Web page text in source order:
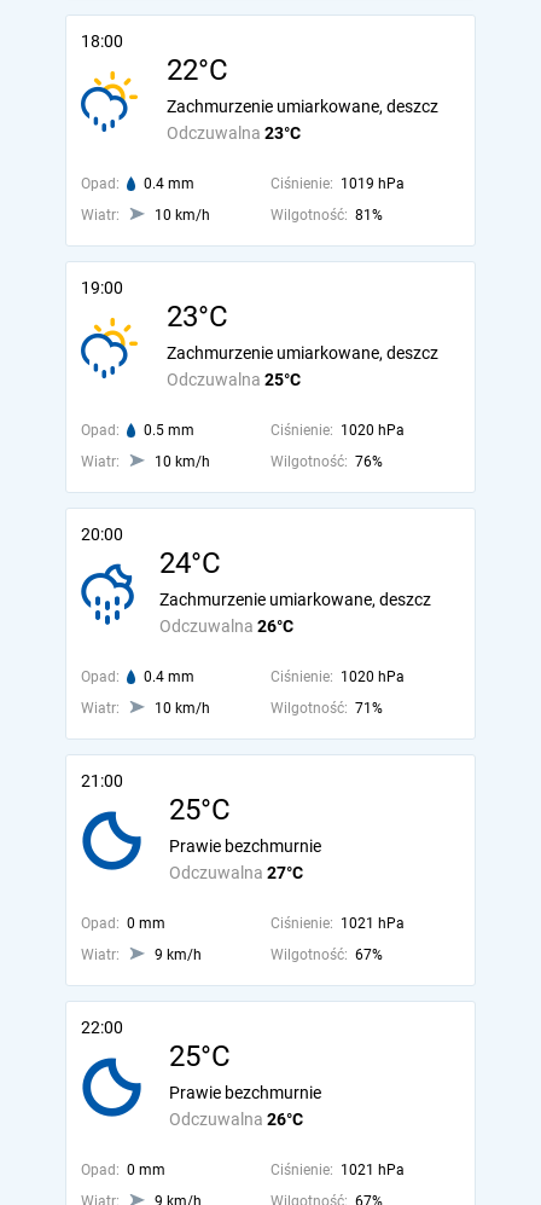
18:00
22°C
Odczuwalna 23°C
Zachmurzenie umiarkowane, deszcz
Opad: 0.4 mm Ciśnienie: 1019 hPa
Wiatr:
10 km/h Wilgotność: 81%
19:00
23°C
Odczuwalna 25°C
Zachmurzenie umiarkowane, deszcz
Opad: 0.5 mm Ciśnienie: 1020 hPa
Wiatr:
10 km/h Wilgotność: 76%
20:00
24°C
Odczuwalna 26°C
Zachmurzenie umiarkowane, deszcz
Opad: 0.4 mm Ciśnienie: 1020 hPa
Wiatr:
10 km/h Wilgotność: 71%
21:00
25°C
Odczuwalna 27°C
Prawie bezchmurnie
Opad: 0 mm Ciśnienie: 1021 hPa
Wiatr:
9 km/h Wilgotność: 67%
22:00
25°C
Odczuwalna 26°C
Prawie bezchmurnie
Opad: 0 mm Ciśnienie: 1021 hPa
Wiatr:
9 km/h Wilgotność: 67%